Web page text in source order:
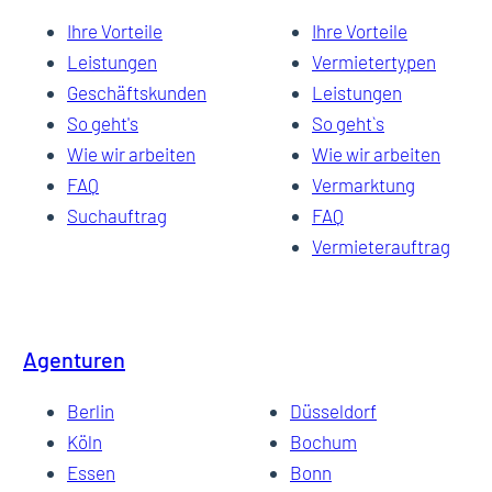
Ihre Vorteile
Leistungen
Geschäftskunden
So geht's
Wie wir arbeiten
FAQ
Suchauftrag
Ihre Vorteile
Vermietertypen
Leistungen
So geht`s
Wie wir arbeiten
Vermarktung
FAQ
Vermieterauftrag
Agenturen
Berlin
Düsseldorf
Köln
Bochum
Essen
Bonn